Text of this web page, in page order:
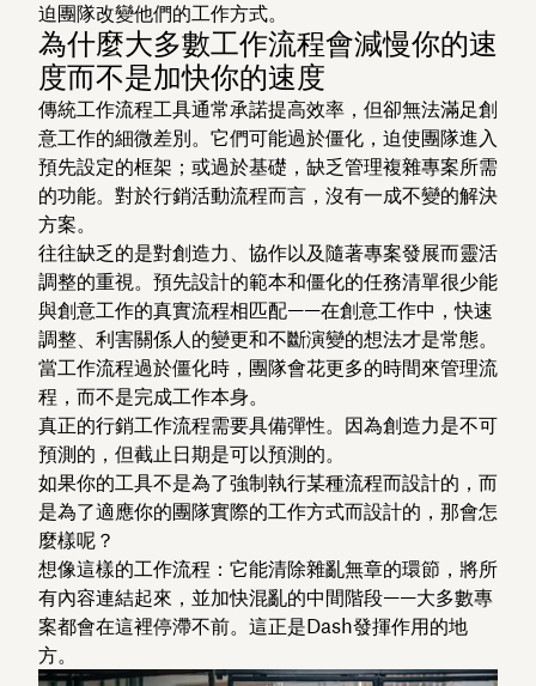
迫團隊改變他們的工作方式。
為什麼大多數工作流程會減慢你的速
度而不是加快你的速度
傳統工作流程工具通常承諾提高效率，但卻無法滿足創
意工作的細微差別。它們可能過於僵化，迫使團隊進入
預先設定的框架；或過於基礎，缺乏管理複雜專案所需
的功能。對於行銷活動流程而言，沒有一成不變的解決
方案。
往往缺乏的是對創造力、協作以及隨著專案發展而靈活
調整的重視。預先設計的範本和僵化的任務清單很少能
與創意工作的真實流程相匹配——在創意工作中，快速
調整、利害關係人的變更和不斷演變的想法才是常態。
當工作流程過於僵化時，團隊會花更多的時間來管理流
程，而不是完成工作本身。
真正的行銷工作流程需要具備彈性。因為創造力是不可
預測的，但截止日期是可以預測的。
如果你的工具不是為了強制執行某種流程而設計的，而
是為了適應你的團隊實際的工作方式而設計的，那會怎
麼樣呢？
想像這樣的工作流程：它能清除雜亂無章的環節，將所
有內容連結起來，並加快混亂的中間階段——大多數專
案都會在這裡停滯不前。這正是Dash發揮作用的地
方。